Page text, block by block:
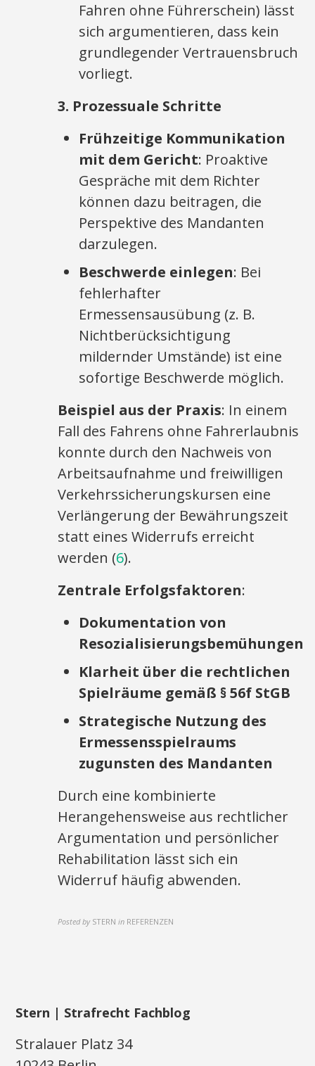
Fahren ohne Führerschein) lässt
sich argumentieren, dass kein
grundlegender Vertrauensbruch
vorliegt.
3. Prozessuale Schritte
Frühzeitige Kommunikation
mit dem Gericht: Proaktive
Gespräche mit dem Richter
können dazu beitragen, die
Perspektive des Mandanten
darzulegen.
Beschwerde einlegen: Bei
fehlerhafter
Ermessensausübung (z. B.
Nichtberücksichtigung
mildernder Umstände) ist eine
sofortige Beschwerde möglich.
Beispiel aus der Praxis: In einem
Fall des Fahrens ohne Fahrerlaubnis
konnte durch den Nachweis von
Arbeitsaufnahme und freiwilligen
Verkehrssicherungskursen eine
Verlängerung der Bewährungszeit
statt eines Widerrufs erreicht
werden (6).
Zentrale Erfolgsfaktoren:
Dokumentation von
Resozialisierungsbemühungen
Klarheit über die rechtlichen
Spielräume gemäß § 56f StGB
Strategische Nutzung des
Ermessensspielraums
zugunsten des Mandanten
Durch eine kombinierte
Herangehensweise aus rechtlicher
Argumentation und persönlicher
Rehabilitation lässt sich ein
Widerruf häufig abwenden.
Posted by STERN in REFERENZEN
Stern | Strafrecht Fachblog
Stralauer Platz 34